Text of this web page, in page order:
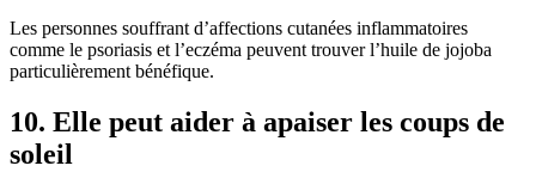
Les personnes souffrant d’affections cutanées inflammatoires
comme le psoriasis et l’eczéma peuvent trouver l’huile de jojoba
particulièrement bénéfique.
10. Elle peut aider à apaiser les coups de
soleil